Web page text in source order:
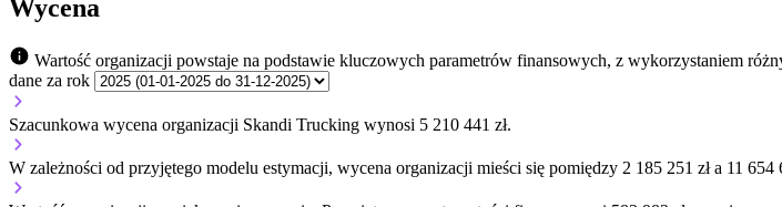
Wycena
Wartość organizacji powstaje na podstawie kluczowych parametrów finansowych, z wykorzystaniem
dane za rok
Szacunkowa wycena organizacji Skandi Trucking wynosi 5 210 441 zł.
W zależności od przyjętego modelu estymacji, wycena organizacji mieści się pomiędzy 2 185 251 zł a 11 654